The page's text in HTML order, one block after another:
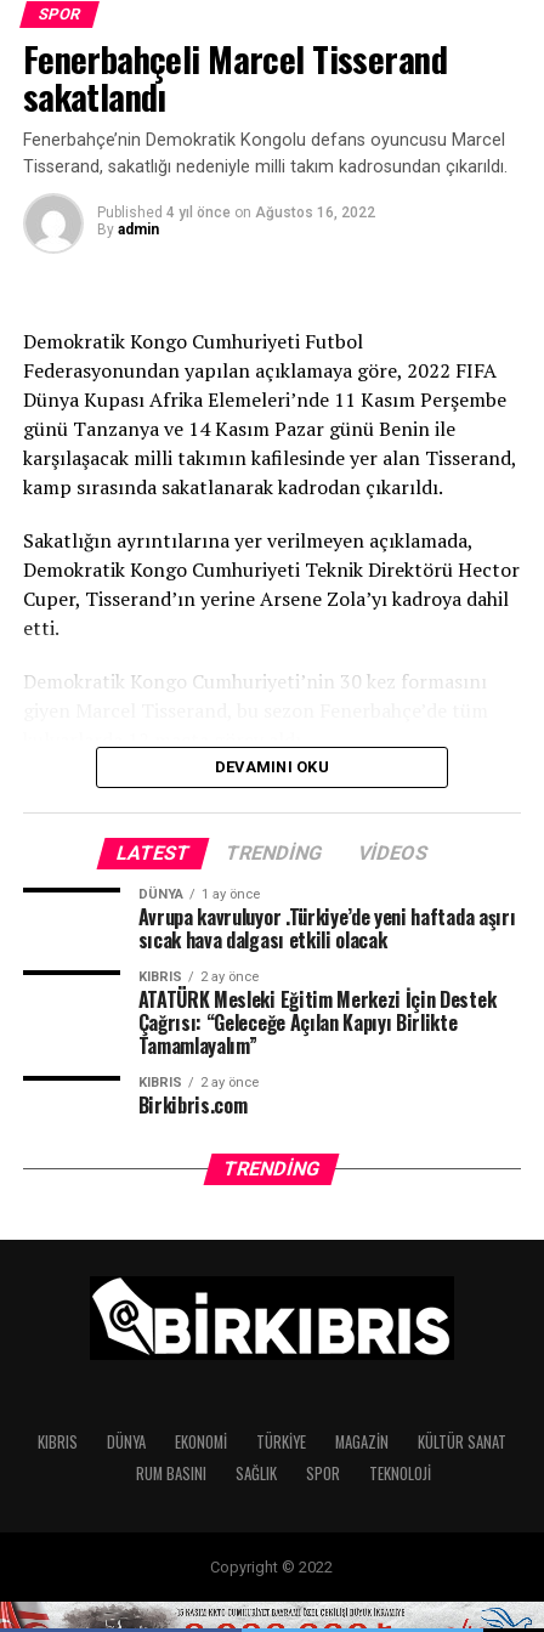
[Fotoğraf: DHA]
Türker Oktay: Yarışlar üst üste geldi
Milli Takımlar Yüzme ve Fenerbahçe Teknik Direktörü
Türker Oktay ise yarışların üst üste geldiğini ifade etti.
“Olimpiyatlardan sonra bu sezonun iki önemli yarışı
vardı. Bir tanesi Avrupa Şampiyonası, diğeri de Dünya
organizasyonların bir kısmı iptal oldu. Dolayısıyla ikisi
üst üste geldi. Bizim esas hedefimiz Dünya Şampiyonası.
Avrupa Şampiyonası’na antrenman olsun diye gittik.
Ona rağmen bu derecenin çıkması mutluluk verici.”
SPOR
Fenerbahçeli Marcel Tisserand
sakatlandı
Fenerbahçe’nin Demokratik Kongolu defans oyuncusu Marcel
Tisserand, sakatlığı nedeniyle milli takım kadrosundan çıkarıldı.
Published 4 yıl önce on Ağustos 16, 2022
By admin
Demokratik Kongo Cumhuriyeti Futbol
Federasyonundan yapılan açıklamaya göre, 2022 FIFA
Dünya Kupası Afrika Elemeleri’nde 11 Kasım Perşembe
günü Tanzanya ve 14 Kasım Pazar günü Benin ile
karşılaşacak milli takımın kafilesinde yer alan Tisserand,
kamp sırasında sakatlanarak kadrodan çıkarıldı.
Sakatlığın ayrıntılarına yer verilmeyen açıklamada,
Demokratik Kongo Cumhuriyeti Teknik Direktörü Hector
Cuper, Tisserand’ın yerine Arsene Zola’yı kadroya dahil
etti.
Demokratik Kongo Cumhuriyeti’nin 30 kez formasını
DEVAMINI OKU
LATEST TRENDING VIDEOS
DÜNYA 1 ay önce
Avrupa kavruluyor .Türkiye’de yeni haftada aşırı
sıcak hava dalgası etkili olacak
KIBRIS 2 ay önce
ATATÜRK Mesleki Eğitim Merkezi İçin Destek
Çağrısı: “Geleceğe Açılan Kapıyı Birlikte
Tamamlayalım”
KIBRIS 2 ay önce
Birkibris.com
TRENDING
KIBRIS DÜNYA EKONOMI TÜRKIYE MAGAZIN
KÜLTÜR SANAT
RUM BASINI
SAĞLIK SPOR TEKNOLOJI
Copyright © 2022